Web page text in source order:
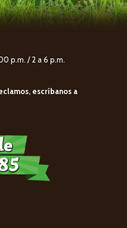
p.m. / 2 a 6 p.m.
escríbanos a